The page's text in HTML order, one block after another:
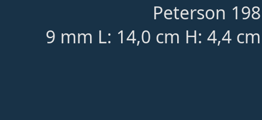
Peterson
9 mm L: 14,0 cm H: 4,4